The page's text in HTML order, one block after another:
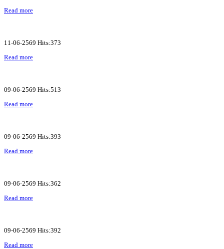
Read more
11-06-2569 Hits:373
Read more
09-06-2569 Hits:513
Read more
09-06-2569 Hits:393
Read more
09-06-2569 Hits:362
Read more
09-06-2569 Hits:392
Read more